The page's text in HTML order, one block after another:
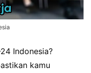
Indonesia?
kamu